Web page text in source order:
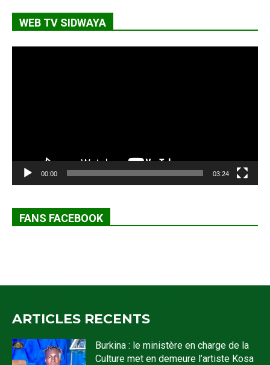
WEB TV SIDWAYA
00:00 03:24
FANS FACEBOOK
ARTICLES RECENTS
Burkina : le ministère en charge de la
Culture met en demeure l’artiste Kosa